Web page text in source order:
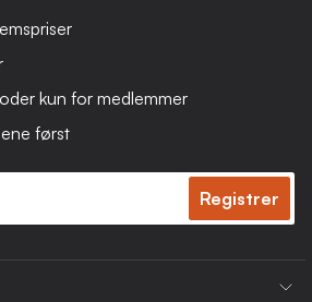
kun for medlemmer
først
Registrer